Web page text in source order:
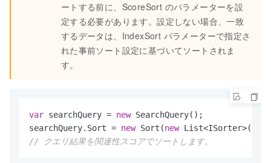
ートする前に、ScoreSort のパラメーターを設
定する必要があります。設定しない場合、一致
するデータは、IndexSort パラメーターで指定さ
れた事前ソート設定に基づいてソートされま
す。
var searchQuery = new SearchQuery();
searchQuery.Sort = new Sort(new List<ISorter>() {
// クエリ結果を関連性スコアでソートします。